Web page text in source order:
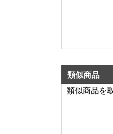
類似商品
類似商品を